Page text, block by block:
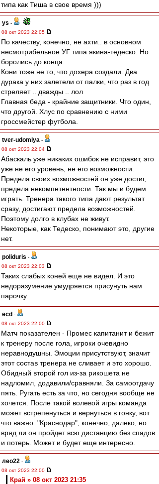
типа как Тиша в свое время )))
ys -
08 окт 2023 22:05
По качеству, конечно, не ахти.. в основном
несмотрибельное УГ типа якина-тедеско. Но
боролись до конца.
Кони тоже не то, что дохера создали. Два
дурака у них залетели от палки, что раз в год
стреляет .. дважды .. лол
Главная беда - крайние защитники. Что один,
что другой. Хлус по сравнению с ними
гроссмейстер футбола.
tver-udomlya -
08 окт 2023 22:04
Абаскаль уже никаких ошибок не исправит, это
уже не его уровень, не его возможности.
Предела своих возможностей он уже достиг,
предела некомпетентности. Так мы и будем
играть. Тренера такого типа дают результат
сразу, достигают предела возможностей.
Поэтому долго в клубах не живут.
Некоторые, как Тедеско, понимают это, другие
нет.
poliduris -
08 окт 2023 22:03
Таких слабых коней еще не видел. И это
недоразумение умудряется присунуть нам
парочку.
ecd -
08 окт 2023 22:00
Матч показателен - Промес капитанит и бежит
к тренеру после гола, игроки очевидно
неравнодушны. Эмоции присутствуют, значит
этот состав тренера не сливает и это хорошо.
Обидный второй гол из-за рикошета не
надломил, додавили/сравняли. За самоотдачу
пять. Ругать есть за что, но сегодня вообще не
хочется. После такой волевой игры команда
может встрепенуться и вернуться в гонку, вот
что важно. "Краснодар", конечно, далеко, но
вряд ли он пройдет всю дистанцию без спадов
и потерь. Может и будет еще интересно.
лео22 -
08 окт 2023 22:00
Край » 08 окт 2023 21:35